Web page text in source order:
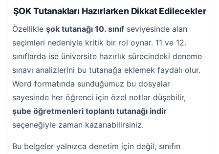
ŞOK Tutanakları Hazırlarken Dikkat Edilecekler
Özellikle şok tutanağı 10. sınıf seviyesinde alan
seçimleri nedeniyle kritik bir rol oynar. 11 ve 12.
sınıflarda ise üniversite hazırlık sürecindeki deneme
sınavı analizlerini bu tutanağa eklemek faydalı olur.
Word formatında sunduğumuz bu dosyalar
sayesinde her öğrenci için özel notlar düşebilir,
şube öğretmenleri toplantı tutanağı indir
seçeneğiyle zaman kazanabilirsiniz.
Bu belgeler yalnızca denetim için değil, sınıfın